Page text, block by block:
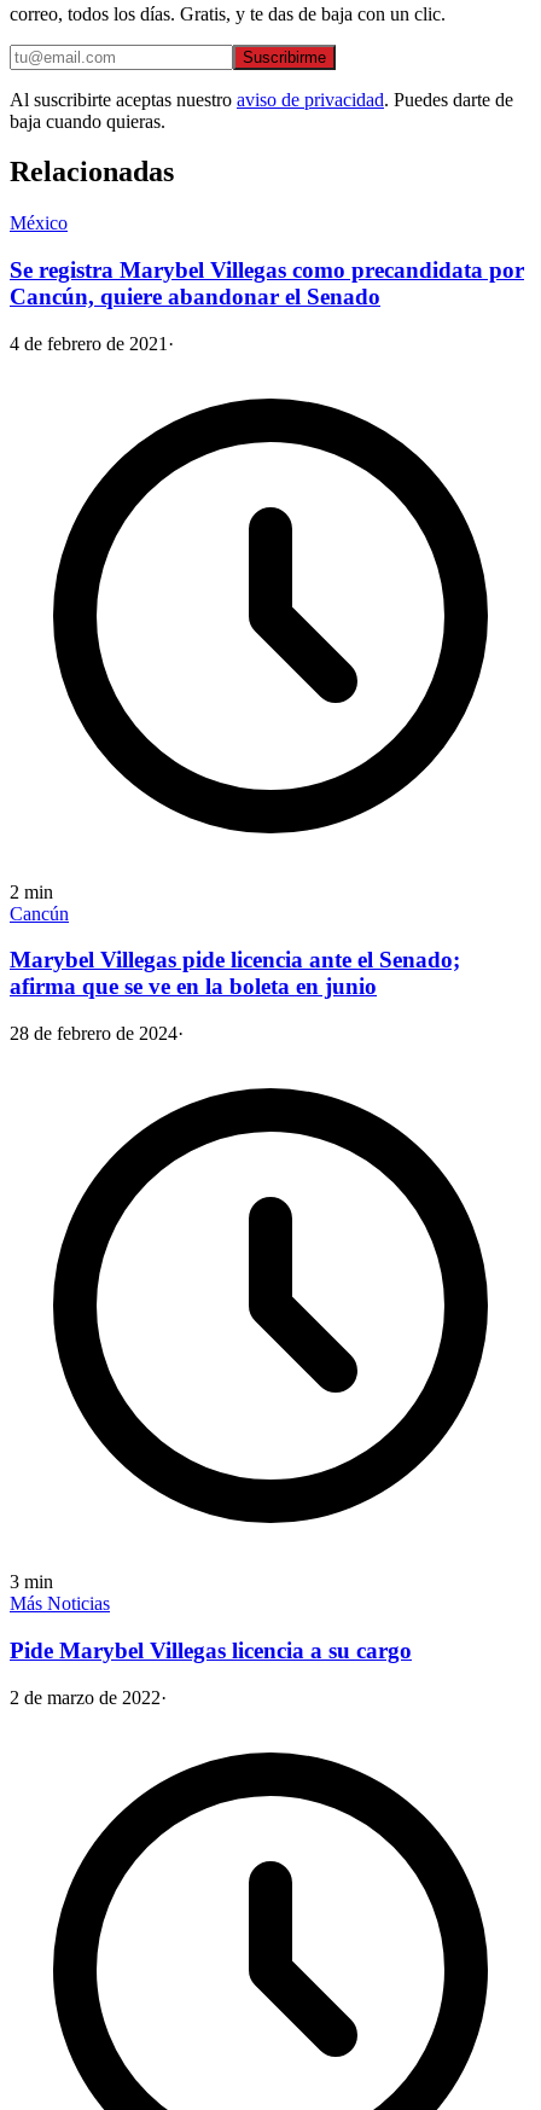
correo, todos los días. Gratis, y te das de baja con un clic.
Suscribirme
Al suscribirte aceptas nuestro aviso de privacidad. Puedes darte de
baja cuando quieras.
Relacionadas
México
Se registra Marybel Villegas como precandidata por
Cancún, quiere abandonar el Senado
4 de febrero de 2021 ·
2 min
Cancún
Marybel Villegas pide licencia ante el Senado;
afirma que se ve en la boleta en junio
28 de febrero de 2024·
3 min
Más Noticias
Pide Marybel Villegas licencia a su cargo
2 de marzo de 2022·